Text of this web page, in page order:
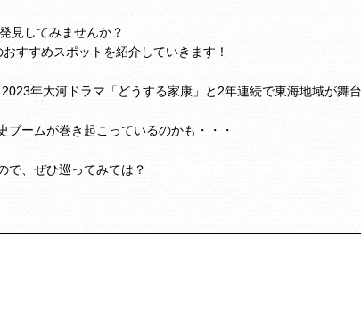
見してみませんか？
すすめスポットを紹介していきます！
年大河ドラマ「どうする家康」と2年連続で東海地域が舞
ームが巻き起こっているのかも・・・
で、ぜひ巡ってみては？